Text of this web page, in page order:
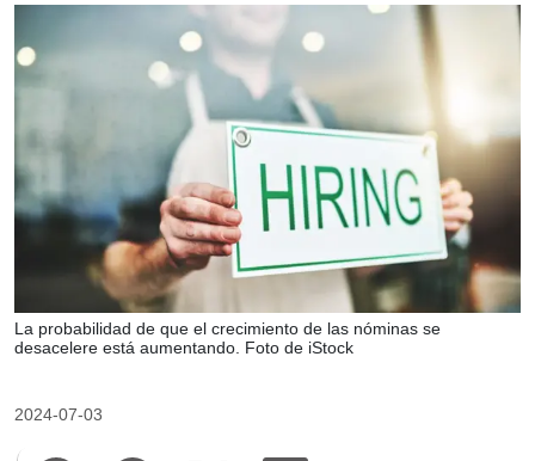
La probabilidad de que el crecimiento de las nóminas se
desacelere está aumentando. Foto de iStock
2024-07-03